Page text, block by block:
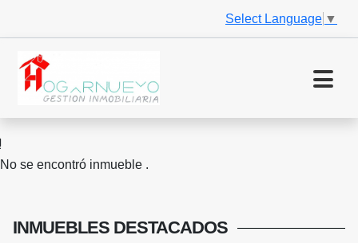
Select Language ▼
No se encontró inmueble .
INMUEBLES DESTACADOS